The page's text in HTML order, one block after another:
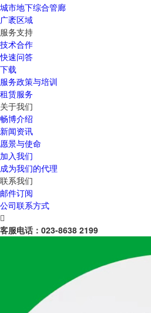
城市地下综合管廊
广袤区域
服务支持
技术合作
快速问答
下载
服务政策与培训
租赁服务
关于我们
畅博介绍
新闻资讯
愿景与使命
加入我们
成为我们的代理
联系我们
邮件订阅
公司联系方式

客服电话： 023-8638 2199